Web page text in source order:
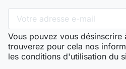
Vous pouvez vous désinscrire
trouverez pour cela nos
les conditions d'utilisation du